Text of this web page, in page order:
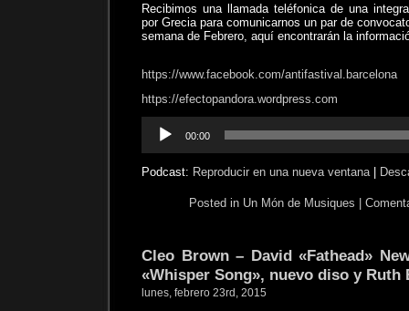
Recibimos una llamada teléfonica de una
por Grecia para comunicarnos un par de
semana de Febrero, aquí encontrarán la
https://www.facebook.com/antifastival.barcelona
https://efectopandora.wordpress.com
audio
00:00
Podcast: Reproducir en una nueva ventana|
Posted in Un Món de Musiques
Cleo Brown – David «Fathead»
«Whisper Song», nuevo diso y Ruth
lunes, febrero 23rd, 2015